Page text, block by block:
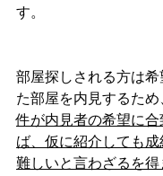
す。
部屋探しされる方は
た部屋を内見するため
件が内見者の希望に
ば、仮に紹介しても
難しいと言わざるを得